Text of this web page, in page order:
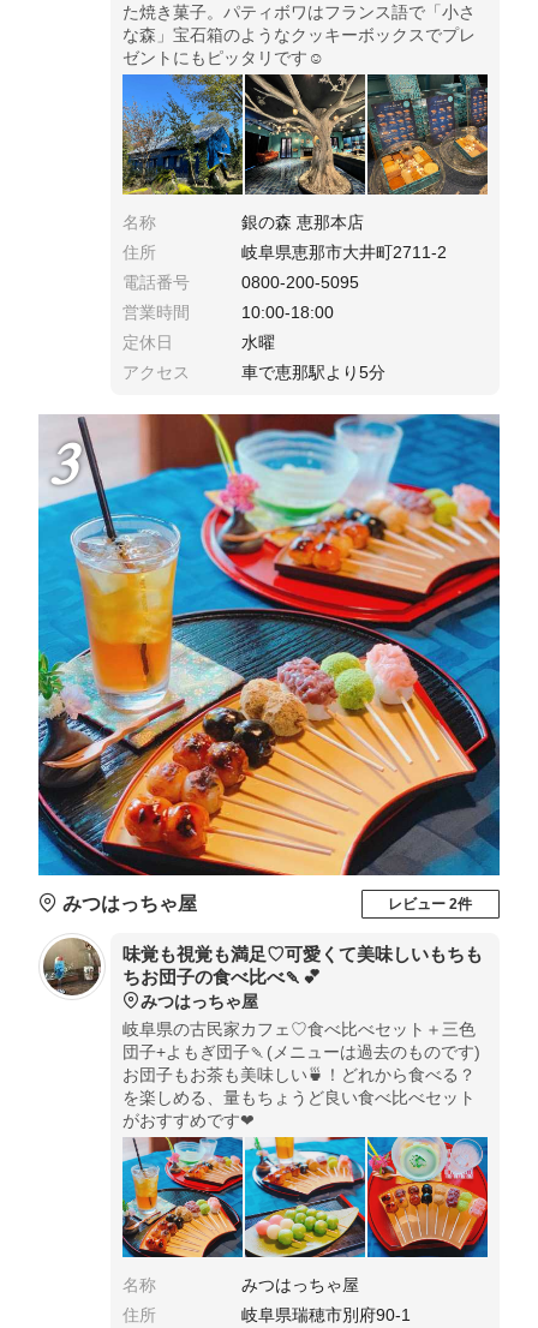
た焼き菓子。パティボワはフランス語で「小さ
な森」宝石箱のようなクッキーボックスでプレ
ゼントにもピッタリです☺️
名称
銀の森 恵那本店
住所
岐阜県恵那市大井町2711-2
電話番号
0800-200-5095
営業時間
10:00-18:00
定休日
水曜
アクセス
車で恵那駅より5分
3
みつはっちゃ屋 レビュー 2件
味覚も視覚も満足♡可愛くて美味しいもちも
ちお団子の食べ比べ🍡💕
みつはっちゃ屋
岐阜県の古民家カフェ♡食べ比べセット＋三色
団子+よもぎ団子🍡(メニューは過去のものです)
お団子もお茶も美味しい🍵！どれから食べる？
を楽しめる、量もちょうど良い食べ比べセット
がおすすめです❤︎
名称
みつはっちゃ屋
住所
岐阜県瑞穂市別府90-1